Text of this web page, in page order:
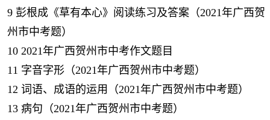
9 彭根成《草有本心》阅读练习及答案（2021年广西贺
州市中考题）
10 2021年广西贺州市中考作文题目
11 字音字形（2021年广西贺州市中考题）
12 词语、成语的运用（2021年广西贺州市中考题）
13 病句（2021年广西贺州市中考题）